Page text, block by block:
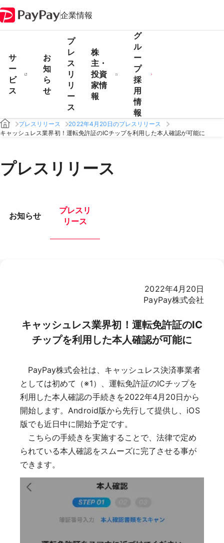
企業情報
サ
ー
ビ
ス
お
知
ら
せ
プ
レ
ス
リ
リ
ー
ス
株
主・
投資
家情
報
グ
ル
ー
プ
採
用
情
報
プレスリリース
2022年4月20日のプレスリリース
キャッシュレス業界初！運転免許証のICチップを利用した本人確認が可能に
プレスリリース
お知らせ
プレスリ
リース
2022年4月20日
PayPay株式会社
キャッシュレス業界初！運転免許証のIC
チップを利用した本人確認が可能に
PayPay株式会社は、キャッシュレス決済事業者
としては初めて（※1）、運転免許証のICチップを
利用した本人確認の手続きを2022年4月20日から
開始します。Android版から先行して提供し、iOS
版でも近日中に開始予定です。
こちらの手続きを実施することで、法律で定め
られている本人確認をスムーズに完了させる事が
できます。